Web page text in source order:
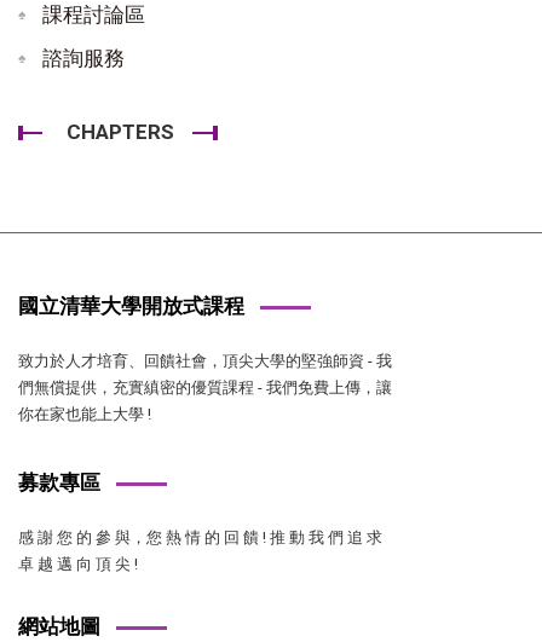
課程討論區
諮詢服務
CHAPTERS
國立清華大學開放式課程
致力於人才培育、回饋社會，頂尖大學的堅強師資 - 我
們無償提供，充實縝密的優質課程 - 我們免費上傳，讓
你在家也能上大學 !
募款專區
感 謝 您 的 參 與，您 熱 情 的 回 饋 ! 推 動 我 們 追 求
卓 越 邁 向 頂 尖 !
網站地圖